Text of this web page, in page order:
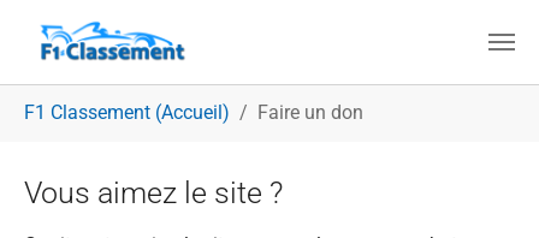
F1 Classement (Accueil) Faire un don
Vous aimez le site ?